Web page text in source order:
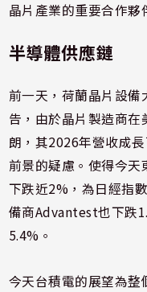
晶片產業的重要合作夥
半導體供應鏈
前一天，荷蘭晶片設備
告，由於晶片製造商
朗，其2026年營收成
前景的疑慮。使得今天
下跌近2%，為日經指
備商Advantest也下跌
5.4%。
今天台積電的展望為